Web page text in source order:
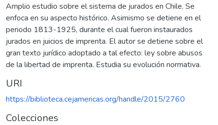
Amplio estudio sobre el sistema de jurados en Chile. Se
enfoca en su aspecto histórico. Asimismo se detiene en el
periodo 1813-1925, durante el cual fueron instaurados
jurados en juicios de imprenta. El autor se detiene sobre el
gran texto jurídico adoptado a tal efecto: ley sobre abusos
de la libertad de imprenta. Estudia su evolución normativa.
URI
https://biblioteca.cejamericas.org/handle/2015/2760
Colecciones